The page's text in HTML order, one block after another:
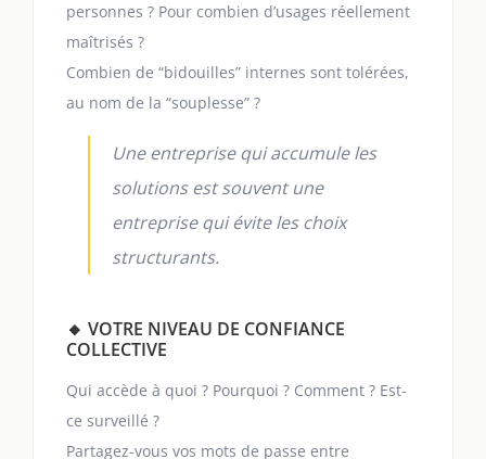
personnes ? Pour combien d’usages réellement
maîtrisés ?
Combien de “bidouilles” internes sont tolérées,
au nom de la “souplesse” ?
Une entreprise qui accumule les
solutions est souvent une
entreprise qui évite les choix
structurants.
🔸 VOTRE NIVEAU DE CONFIANCE
COLLECTIVE
Qui accède à quoi ? Pourquoi ? Comment ? Est-
ce surveillé ?
Partagez-vous vos mots de passe entre